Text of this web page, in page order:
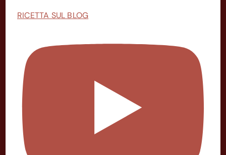
RICETTA SUL BLOG